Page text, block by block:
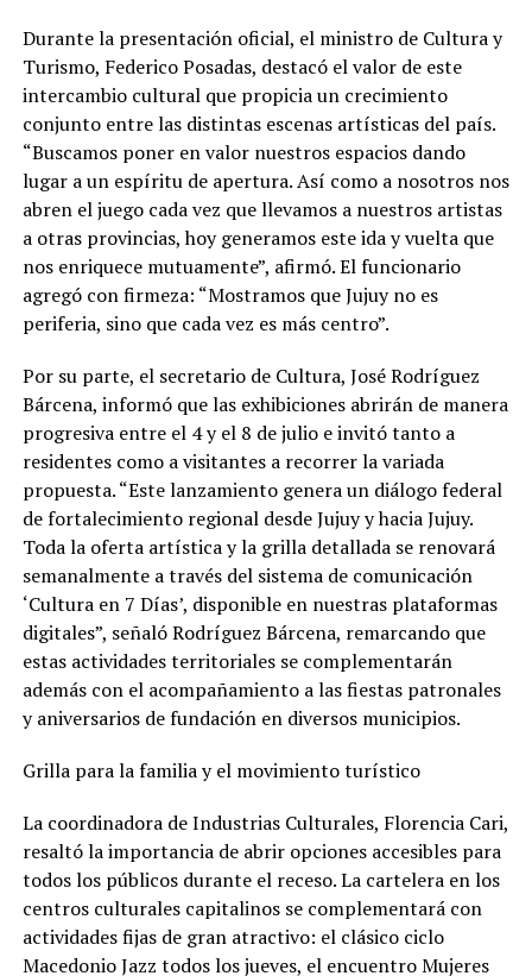
Durante la presentación oficial, el ministro de Cultura y
Turismo, Federico Posadas, destacó el valor de este
intercambio cultural que propicia un crecimiento
conjunto entre las distintas escenas artísticas del país.
“Buscamos poner en valor nuestros espacios dando
lugar a un espíritu de apertura. Así como a nosotros nos
abren el juego cada vez que llevamos a nuestros artistas
a otras provincias, hoy generamos este ida y vuelta que
nos enriquece mutuamente”, afirmó. El funcionario
agregó con firmeza: “Mostramos que Jujuy no es
periferia, sino que cada vez es más centro”.
Por su parte, el secretario de Cultura, José Rodríguez
Bárcena, informó que las exhibiciones abrirán de manera
progresiva entre el 4 y el 8 de julio e invitó tanto a
residentes como a visitantes a recorrer la variada
propuesta. “Este lanzamiento genera un diálogo federal
de fortalecimiento regional desde Jujuy y hacia Jujuy.
Toda la oferta artística y la grilla detallada se renovará
semanalmente a través del sistema de comunicación
‘Cultura en 7 Días’, disponible en nuestras plataformas
digitales”, señaló Rodríguez Bárcena, remarcando que
estas actividades territoriales se complementarán
además con el acompañamiento a las fiestas patronales
y aniversarios de fundación en diversos municipios.
Grilla para la familia y el movimiento turístico
La coordinadora de Industrias Culturales, Florencia Cari,
resaltó la importancia de abrir opciones accesibles para
todos los públicos durante el receso. La cartelera en los
centros culturales capitalinos se complementará con
actividades fijas de gran atractivo: el clásico ciclo
Macedonio Jazz todos los jueves, el encuentro Mujeres